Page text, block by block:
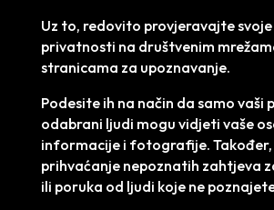
Uz to, redovito provjeravajte
privatnosti na društvenim
stranicama za upoznavanje.
Podesite ih na način da samo vaši
odabrani ljudi mogu vidjeti vaše
informacije i fotografije.
prihvaćanje nepoznatih zahtjeva
ili poruka od ljudi koje ne